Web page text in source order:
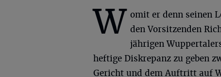
W omit er denn seinen
den Vorsitzenden
jährigen
heftige Diskrepanz zu geben
Gericht und dem Auftritt auf